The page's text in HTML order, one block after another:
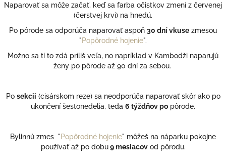
Naparovať sa môže začať, keď sa farba očistkov zmení z červenej
(čerstvej krvi) na hnedú.
Po pôrode sa odporúča naparovať aspoň 30 dní vkuse zmesou
"Popôrodné hojenie".
Možno sa ti to zdá príliš veľa, no napríklad v Kambodži naparujú
ženy po pôrode až 90 dní za sebou.
Po sekcii (cisárskom reze) sa neodporúča naparovať skôr ako po
ukončení šestonedelia, teda 6 týždňov po pôrode.
Bylinnú zmes "Popôrodné hojenie" môžeš na náparku pokojne
používať až po dobu9 mesiacovod pôrodu.